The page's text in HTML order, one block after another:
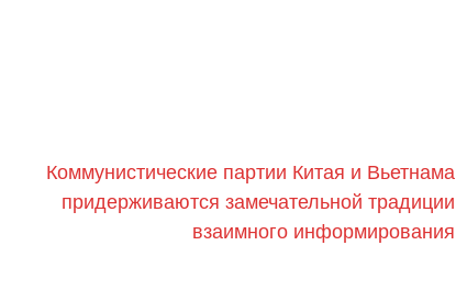
Коммунистические партии Китая и Вьетнама
придерживаются замечательной традиции
взаимного информирования